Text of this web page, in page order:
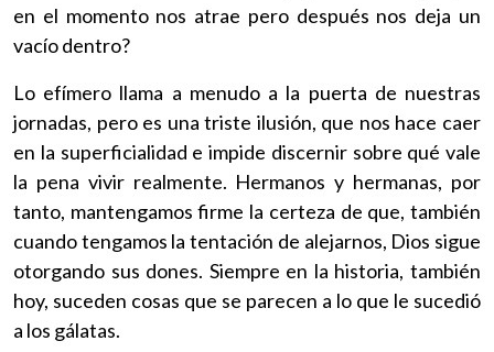
en el momento nos atrae pero después nos deja un
vacío dentro?
Lo efímero llama a menudo a la puerta de nuestras
jornadas, pero es una triste ilusión, que nos hace caer
en la superficialidad e impide discernir sobre qué vale
la pena vivir realmente. Hermanos y hermanas, por
tanto, mantengamos firme la certeza de que, también
cuando tengamos la tentación de alejarnos, Dios sigue
otorgando sus dones. Siempre en la historia, también
hoy, suceden cosas que se parecen a lo que le sucedió
a los gálatas.